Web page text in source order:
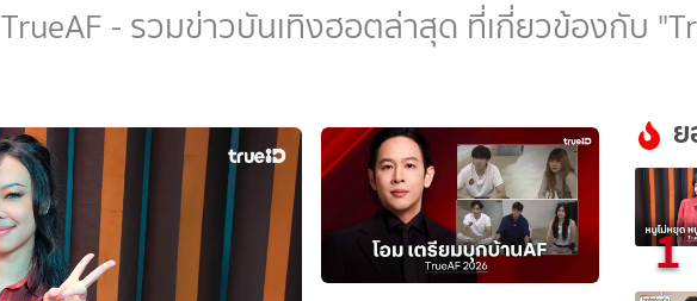
TrueAF - รวมข่าวบันเทิงฮอตล่าสุด ที่เกี่ยวข้องกับ
1